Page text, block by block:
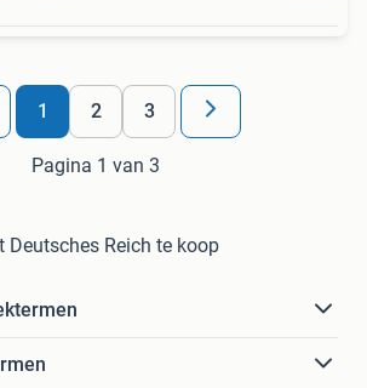
1 2 3
Pagina 1 van 3
Deutsches Reich te koop